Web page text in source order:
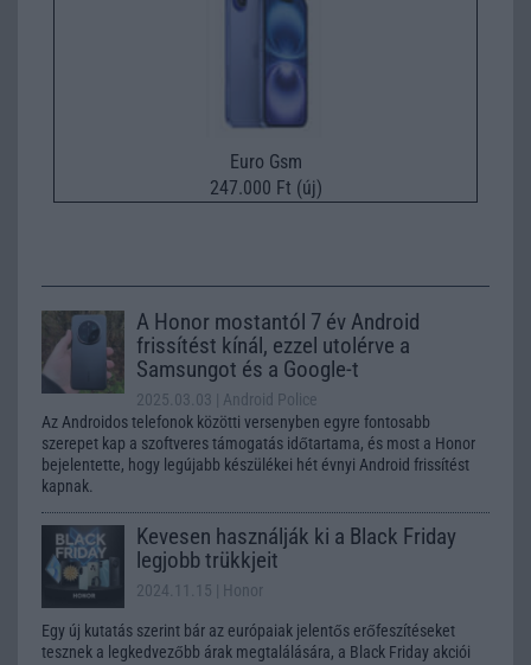
Euro Gsm
247.000 Ft (új)
A Honor mostantól 7 év Android
frissítést kínál, ezzel utolérve a
Samsungot és a Google-t
2025.03.03
| Android Police
Az Androidos telefonok közötti versenyben egyre fontosabb
szerepet kap a szoftveres támogatás időtartama, és most a Honor
bejelentette, hogy legújabb készülékei hét évnyi Android frissítést
kapnak.
Kevesen használják ki a Black Friday
legjobb trükkjeit
2024.11.15 | Honor
Egy új kutatás szerint bár az európaiak jelentős erőfeszítéseket
tesznek a legkedvezőbb árak megtalálására, a Black Friday akciói